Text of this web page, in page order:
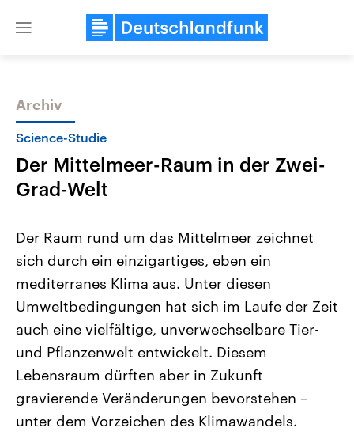
Close
Themen
Landtagswahl Sachsen-Anhalt
2026
Alle Informationen
Sachsen-Anhalt wählt am 6.
September 2026 einen neuen
Landtag. Seit 2021 wird das
Bundesland von einer Koalition aus
Umfragen, Prognosen,
Wahlprogramme, aktuelle Berichte
und Hintergründe zu den Parteien
und Kandidaten der anstehenden
Wahl.
USA
Aktuelle Beiträge,
Hintergründe
Wirtschaftlich und
gehören die Vereinigten
den mächtigsten Ländern
mit großem Einfluss auf
Sendungen Programm Podcasts
Archiv
Science-Studie
Der Mittelmeer-Raum in der Zwei-
Grad-Welt
Der Raum rund um das Mittelmeer zeichnet
sich durch ein einzigartiges, eben ein
mediterranes Klima aus. Unter diesen
Umweltbedingungen hat sich im Laufe der Zeit
auch eine vielfältige, unverwechselbare Tier-
und Pflanzenwelt entwickelt. Diesem
Lebensraum dürften aber in Zukunft
gravierende Veränderungen bevorstehen –
unter dem Vorzeichen des Klimawandels.